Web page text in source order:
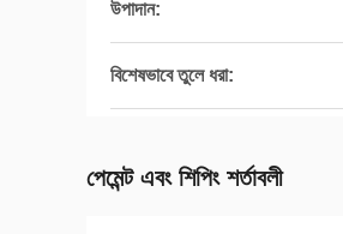
উপাদান:
বিশেষভাবে তুলে ধরা:
পেমেন্ট এবং শিপিং শর্তাবলী